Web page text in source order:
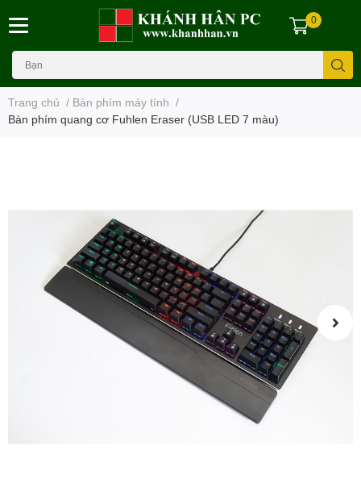
0
Trang chủ / Bàn phím máy tính /
Bàn phím quang cơ Fuhlen Eraser (USB LED 7 màu)